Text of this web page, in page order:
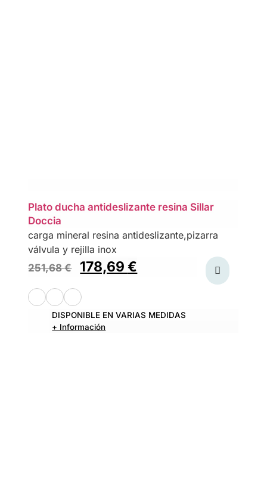
Plato ducha antideslizante resina Sillar
Doccia
carga mineral resina antideslizante,pizarra
válvula y rejilla inox
251,68€ 178,69€
DISPONIBLE EN VARIAS MEDIDAS
+ Información